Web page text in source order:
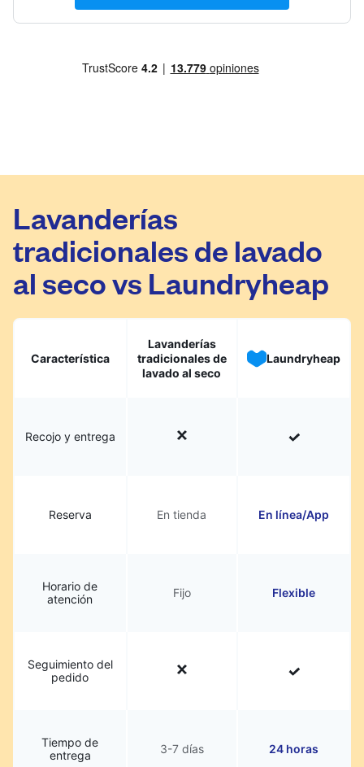
Lavanderías
tradicionales de lavado
al seco vs Laundryheap
Característica
Lavanderías
tradicionales de
lavado al seco
Laundryheap
Recojo y entrega
Reserva En tienda En línea/App
Horario de
atención
Fijo Flexible
Seguimiento del
pedido
Tiempo de
entrega
3-7 días 24 horas